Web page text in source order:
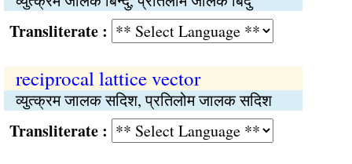
:
reciprocal lattice vector
व्युत्क्रम जालक सदिश, प्रतिलोम जालक सदिश
: